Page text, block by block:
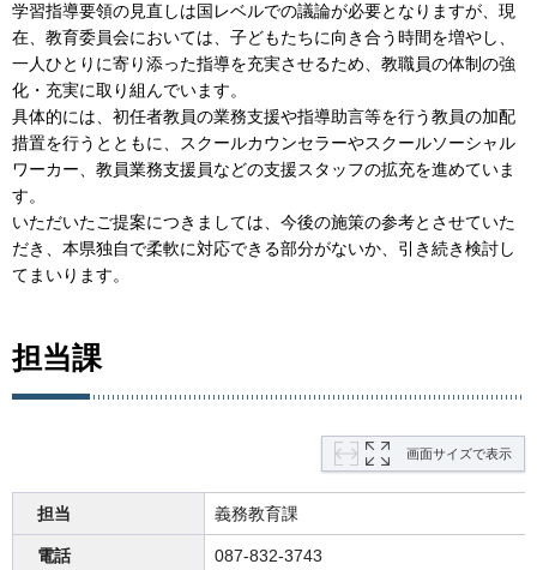
学習指導要領の見直しは国レベルでの議論が必要となりますが、現
在、教育委員会においては、子どもたちに向き合う時間を増やし、
一人ひとりに寄り添った指導を充実させるため、教職員の体制の強
化・充実に取り組んでいます。
具体的には、初任者教員の業務支援や指導助言等を行う教員の加配
措置を行うとともに、スクールカウンセラーやスクールソーシャル
ワーカー、教員業務支援員などの支援スタッフの拡充を進めていま
す。
いただいたご提案につきましては、今後の施策の参考とさせていた
だき、本県独自で柔軟に対応できる部分がないか、引き続き検討し
てまいります。
担当課
画面サイズで表示
担当 義務教育課
電話 087-832-3743